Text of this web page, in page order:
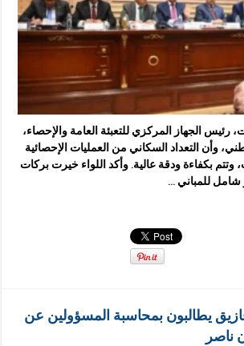
رئيس الجهاز المركزي للتعبئة العامة والإحصاء،
وأن التعداد السكاني من العمليات الإحصائية
10 سنوات، وتتم بكفاءة ودقة عالية. وأكد اللواء خيرت بركات
للمباني …
يطالبون بمحاسبة المسؤولين عن
ناصر